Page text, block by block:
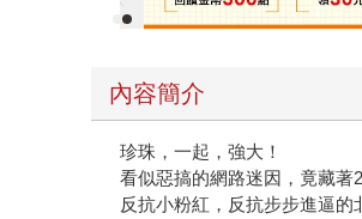
內容簡介
珍珠，一起，強大！
看似惡搞的網路迷因，竟藏著
反抗小粉紅，反抗步步進逼的